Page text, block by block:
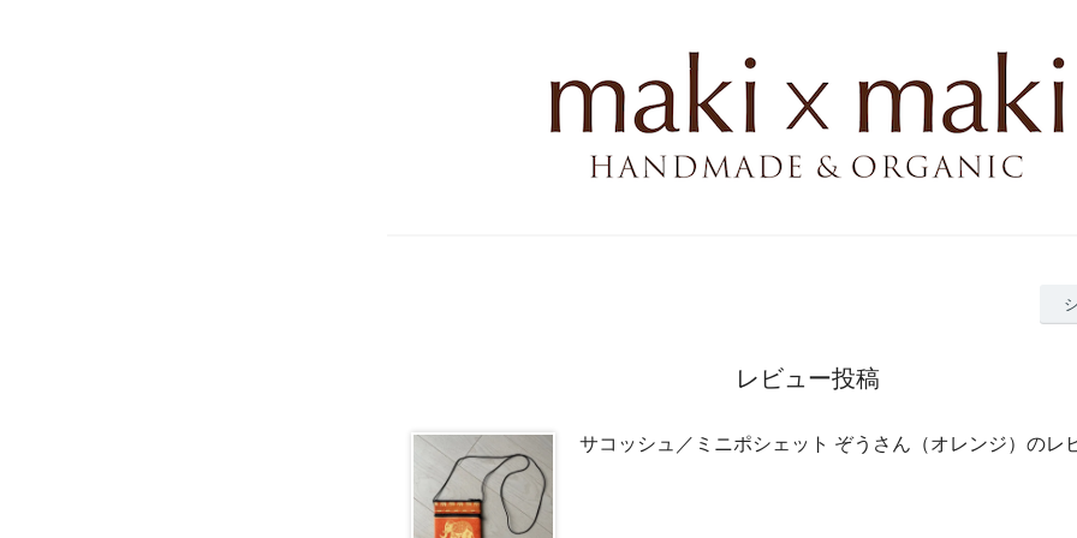
レビュー投稿
サコッシュ／ミニポシェット ぞうさん（オレンジ）のレ